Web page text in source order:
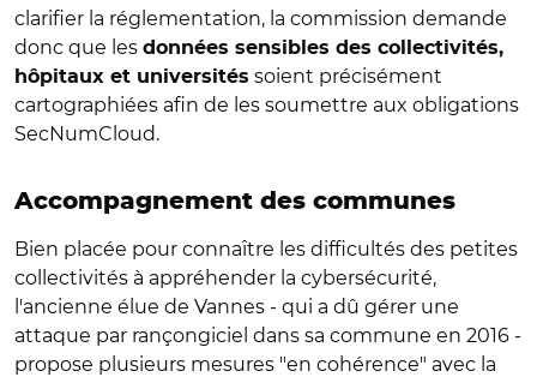
clarifier la réglementation, la commission demande
donc que les données sensibles des collectivités,
hôpitaux et universités soient précisément
cartographiées afin de les soumettre aux obligations
SecNumCloud.
Accompagnement des communes
Bien placée pour connaître les difficultés des petites
collectivités à appréhender la cybersécurité,
l'ancienne élue de Vannes - qui a dû gérer une
attaque par rançongiciel dans sa commune en 2016 -
propose plusieurs mesures "en cohérence" avec la